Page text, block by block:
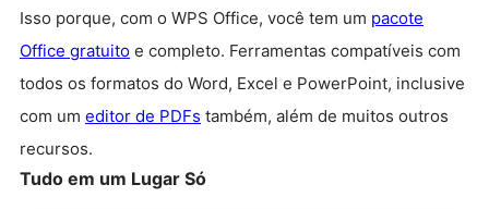
Isso porque, com o WPS Office, você tem um pacote
Office gratuito e completo. Ferramentas compatíveis com
todos os formatos do Word, Excel e PowerPoint, inclusive
com um editor de PDFs também, além de muitos outros
recursos.
Tudo em um Lugar Só